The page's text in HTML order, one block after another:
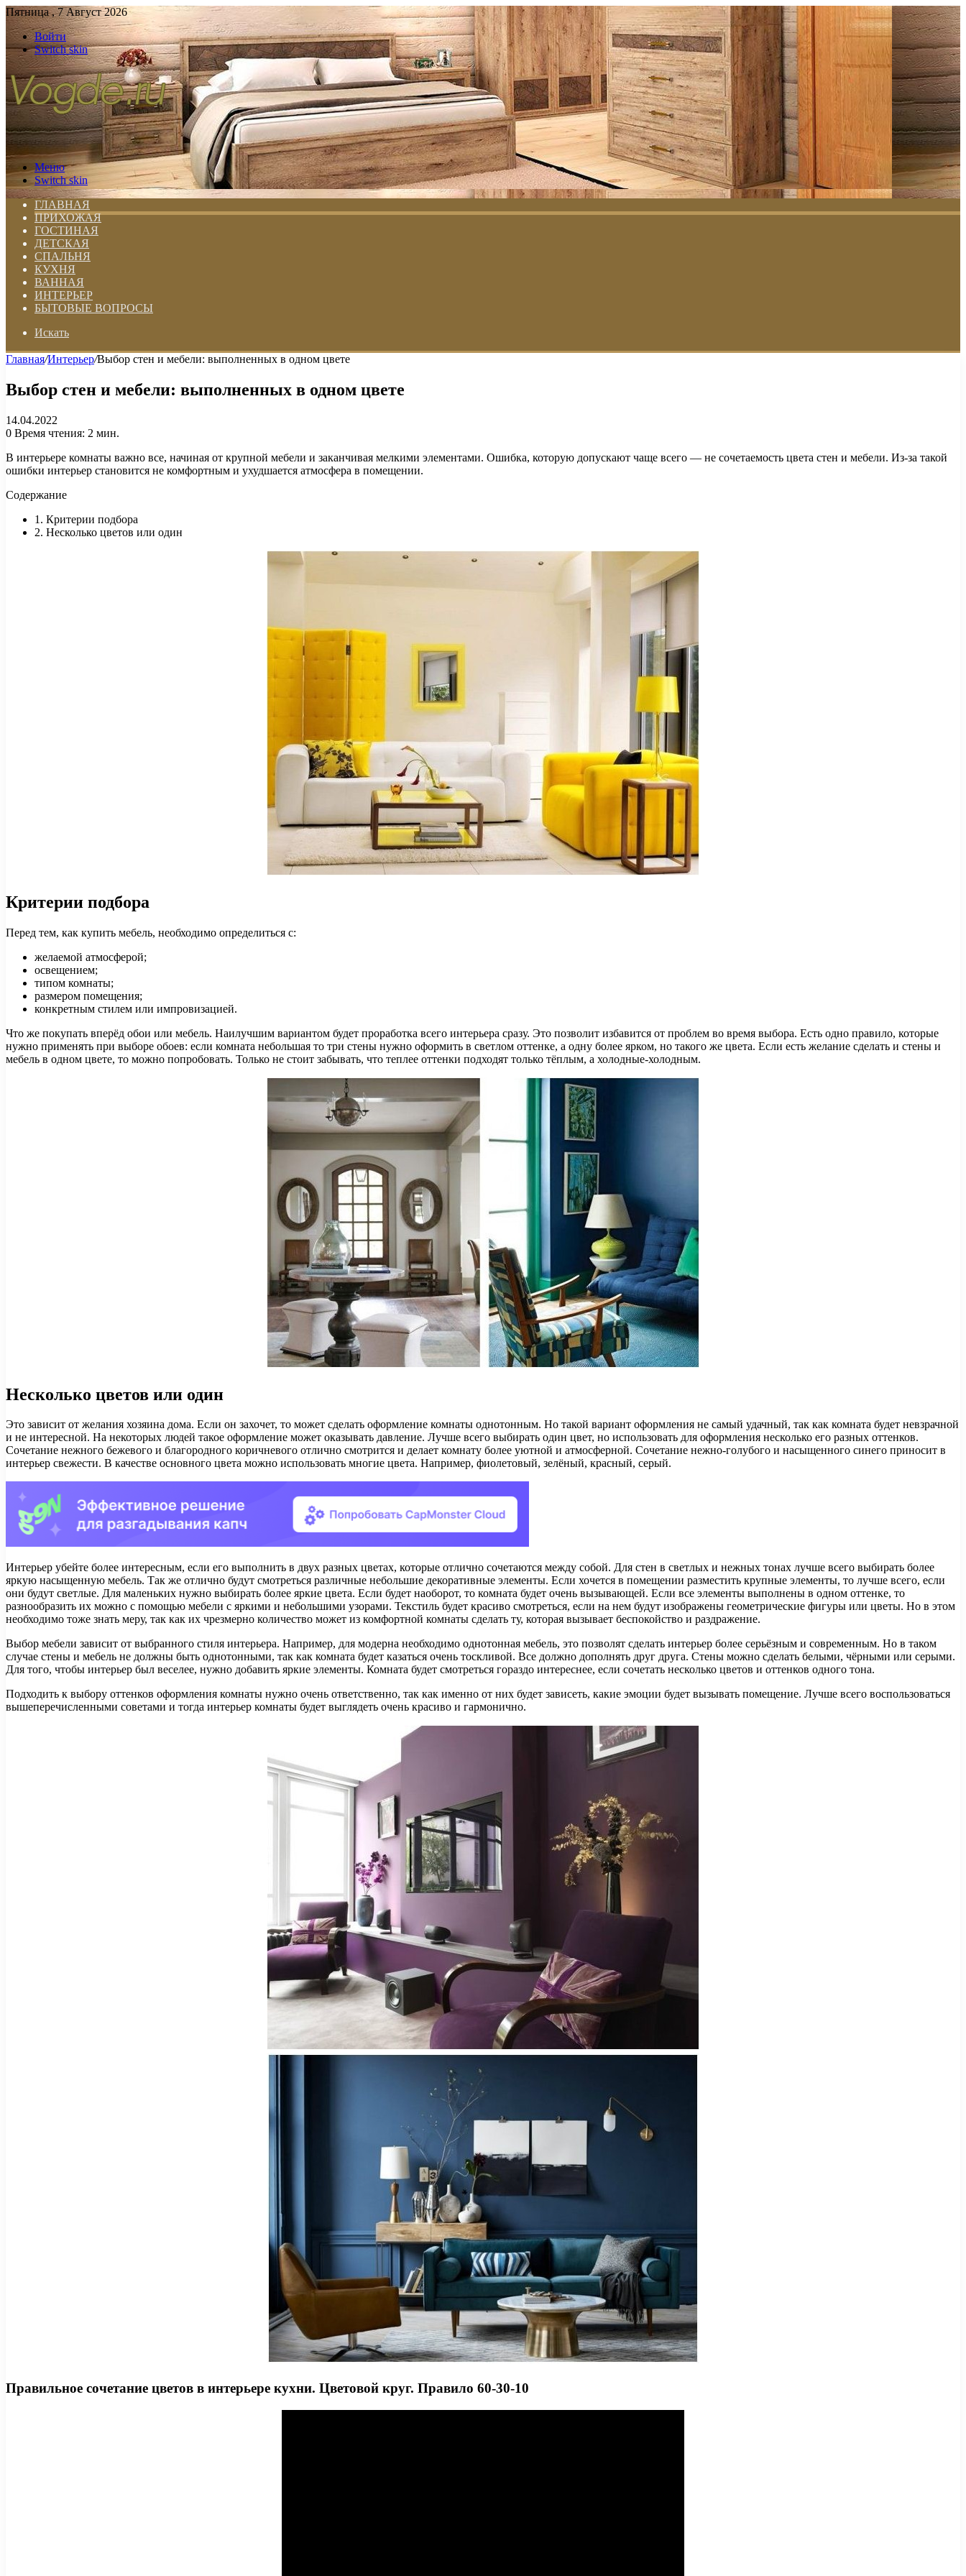
Пятница , 7 Август 2026
Войти
Switch skin
Меню
Switch skin
ГЛАВНАЯ
ПРИХОЖАЯ
ГОСТИНАЯ
ДЕТСКАЯ
СПАЛЬНЯ
КУХНЯ
ВАННАЯ
ИНТЕРЬЕР
БЫТОВЫЕ ВОПРОСЫ
Искать
Главная/Интерьер/Выбор стен и мебели: выполненных в одном цвете
Выбор стен и мебели: выполненных в одном цвете
14.04.2022
0 Время чтения: 2 мин.
В интерьере комнаты важно все, начиная от крупной мебели и заканчивая мелкими элементами. Ошибка, которую допускают чаще всего — не сочетаемость цвета стен и мебели. Из-за такой
ошибки интерьер становится не комфортным и ухудшается атмосфера в помещении.
Содержание
1. Критерии подбора
2. Несколько цветов или один
Критерии подбора
Перед тем, как купить мебель, необходимо определиться с:
желаемой атмосферой;
освещением;
типом комнаты;
размером помещения;
конкретным стилем или импровизацией.
Что же покупать вперёд обои или мебель. Наилучшим вариантом будет проработка всего интерьера сразу. Это позволит избавится от проблем во время выбора. Есть одно правило, которые
нужно применять при выборе обоев: если комната небольшая то три стены нужно оформить в светлом оттенке, а одну более ярком, но такого же цвета. Если есть желание сделать и стены и
мебель в одном цвете, то можно попробовать. Только не стоит забывать, что теплее оттенки подходят только тёплым, а холодные-холодным.
Несколько цветов или один
Это зависит от желания хозяина дома. Если он захочет, то может сделать оформление комнаты однотонным. Но такой вариант оформления не самый удачный, так как комната будет невзрачной
и не интересной. На некоторых людей такое оформление может оказывать давление. Лучше всего выбирать один цвет, но использовать для оформления несколько его разных оттенков.
Сочетание нежного бежевого и благородного коричневого отлично смотрится и делает комнату более уютной и атмосферной. Сочетание нежно-голубого и насыщенного синего приносит в
интерьер свежести. В качестве основного цвета можно использовать многие цвета. Например, фиолетовый, зелёный, красный, серый.
Интерьер убейте более интересным, если его выполнить в двух разных цветах, которые отлично сочетаются между собой. Для стен в светлых и нежных тонах лучше всего выбирать более
яркую насыщенную мебель. Так же отлично будут смотреться различные небольшие декоративные элементы. Если хочется в помещении разместить крупные элементы, то лучше всего, если
они будут светлые. Для маленьких нужно выбирать более яркие цвета. Если будет наоборот, то комната будет очень вызывающей. Если все элементы выполнены в одном оттенке, то
разнообразить их можно с помощью мебели с яркими и небольшими узорами. Текстиль будет красиво смотреться, если на нем будут изображены геометрические фигуры или цветы. Но в этом
необходимо тоже знать меру, так как их чрезмерно количество может из комфортной комнаты сделать ту, которая вызывает беспокойство и раздражение.
Выбор мебели зависит от выбранного стиля интерьера. Например, для модерна необходимо однотонная мебель, это позволят сделать интерьер более серьёзным и современным. Но в таком
случае стены и мебель не должны быть однотонными, так как комната будет казаться очень тоскливой. Все должно дополнять друг друга. Стены можно сделать белыми, чёрными или серыми.
Для того, чтобы интерьер был веселее, нужно добавить яркие элементы. Комната будет смотреться гораздо интереснее, если сочетать несколько цветов и оттенков одного тона.
Подходить к выбору оттенков оформления комнаты нужно очень ответственно, так как именно от них будет зависеть, какие эмоции будет вызывать помещение. Лучше всего воспользоваться
вышеперечисленными советами и тогда интерьер комнаты будет выглядеть очень красиво и гармонично.
Правильное сочетание цветов в интерьере кухни. Цветовой круг. Правило 60-30-10